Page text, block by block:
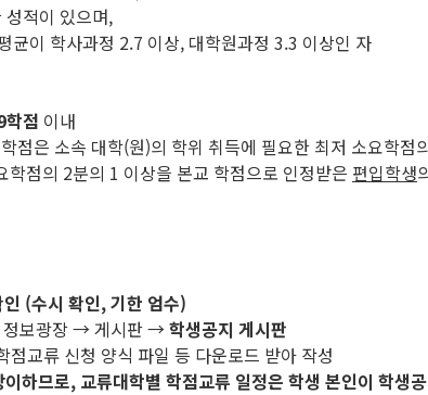
적이 있으며,
균이 학사과정 2.7 이상, 대학원과정 3.3 이상인 자
학점 이내
점은 소속 대학(원)의 학위 취득에 필요한 최저 소요학점
점의 2분의 1 이상을 본교 학점으로 인정받은 편입학생
(수시 확인, 기한 엄수)
보광장 → 게시판 →학생공지 게시판
교류 신청 양식 파일 등 다운로드 받아 작성
하므로, 교류대학별 학점교류 일정은 학생 본인이 학생